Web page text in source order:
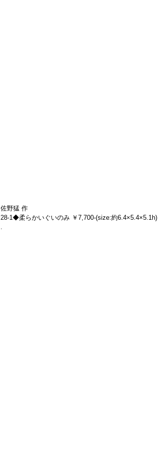
佐野猛 作
28-1◆柔らかいぐいのみ ￥7,700-(size:約6.4×5.4×5.1h)